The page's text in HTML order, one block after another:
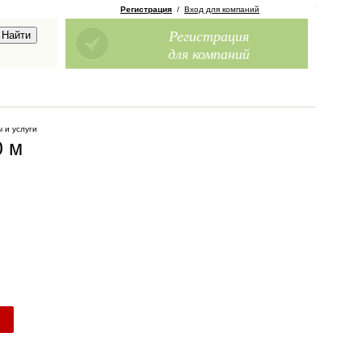
Регистрация / Вход для компаний
Регистрация
для компаний
и услуги
м